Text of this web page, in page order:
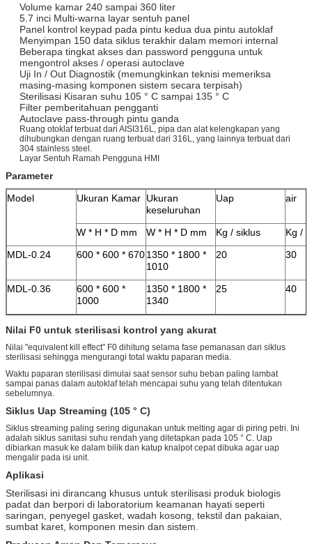
Volume kamar 240 sampai 360 liter
5.7 inci Multi-warna layar sentuh panel
Panel kontrol keypad pada pintu kedua dua pintu autoklaf
Menyimpan 150 data siklus terakhir dalam memori internal
Beberapa tingkat akses dan password pengguna untuk
mengontrol akses / operasi autoclave
Uji In / Out Diagnostik (memungkinkan teknisi memeriksa
masing-masing komponen sistem secara terpisah)
Sterilisasi Kisaran suhu 105 ° C sampai 135 ° C
Filter pemberitahuan pengganti
Autoclave pass-through pintu ganda
Ruang otoklaf terbuat dari AISI316L, pipa dan alat kelengkapan yang
dihubungkan dengan ruang terbuat dari 316L, yang lainnya terbuat dari
304 stainless steel.
Layar Sentuh Ramah Pengguna HMI
Parameter
Model
Ukuran Kamar Ukuran
keseluruhan
Uap air
W * H * D mm W * H * D mm Kg / siklus
Kg /
MDL-0.24
600 * 600 * 6701350 * 1800 *
1010
20 30
MDL-0.36
600 * 600 *
1000
1350 * 1800 *
1340
25 40
Nilai F0 untuk sterilisasi kontrol yang akurat
Nilai "equivalent kill effect" F0 dihitung selama fase pemanasan dari siklus
sterilisasi sehingga mengurangi total waktu paparan media.
Waktu paparan sterilisasi dimulai saat sensor suhu beban paling lambat
sampai panas dalam autoklaf telah mencapai suhu yang telah ditentukan
sebelumnya.
Siklus Uap Streaming (105 ° C)
Siklus streaming paling sering digunakan untuk melting agar di piring petri. Ini
adalah siklus sanitasi suhu rendah yang ditetapkan pada 105 ° C. Uap
dibiarkan masuk ke dalam bilik dan katup knalpot cepat dibuka agar uap
mengalir pada isi unit.
Aplikasi
Sterilisasi ini dirancang khusus untuk sterilisasi produk biologis
padat dan berpori di laboratorium keamanan hayati seperti
saringan, penyegel gasket, wadah kosong, tekstil dan pakaian,
sumbat karet, komponen mesin dan sistem.